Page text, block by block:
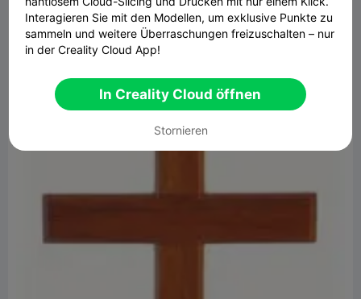
rx="8"/>
</g>
</svg>
Interagieren Sie mit den Modellen, um exklusive Punkte zu
sammeln und weitere Überraschungen freizuschalten – nur
in der Creality Cloud App!
In Creality Cloud öffnen
Stornieren